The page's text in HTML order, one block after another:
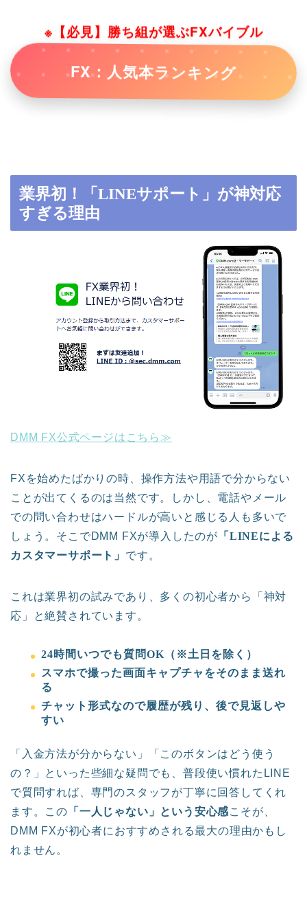
※【必見】勝ち組が選ぶFXバイブル
FX：人気本ランキング
業界初！「LINEサポート」が神対応
すぎる理由
DMM FX公式ページはこちら≫
FXを始めたばかりの時、操作方法や用語で分からない
ことが出てくるのは当然です。しかし、電話やメール
での問い合わせはハードルが高いと感じる人も多いで
しょう。そこでDMM FXが導入したのが 「LINEによる
カスタマーサポート」 です。
これは業界初の試みであり、多くの初心者から「神対
応」と絶賛されています。
24時間いつでも質問OK（※土日を除く）
スマホで撮った画面キャプチャをそのまま送れ
る
チャット形式なので履歴が残り、後で見返しや
すい
「入金方法が分からない」「このボタンはどう使う
の？」といった些細な疑問でも、普段使い慣れたLINE
で質問すれば、専門のスタッフが丁寧に回答してくれ
ます。この 「一人じゃない」という安心感こそが、
DMM FXが初心者におすすめされる最大の理由かもし
れません。